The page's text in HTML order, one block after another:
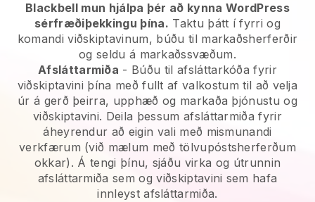
Blackbell mun hjálpa þér að kynna WordPress
sérfræðiþekkingu þína. Taktu þátt í fyrri og
komandi viðskiptavinum, búðu til markaðsherferðir
og seldu á markaðssvæðum.
Afsláttarmiða - Búðu til afsláttarkóða fyrir
viðskiptavini þína með fullt af valkostum til að velja
úr á gerð þeirra, upphæð og markaða þjónustu og
viðskiptavini. Deila þessum afsláttarmiða fyrir
áheyrendur að eigin vali með mismunandi
verkfærum (við mælum með tölvupóstsherferðum
okkar). Á tengi þínu, sjáðu virka og útrunnin
afsláttarmiða sem og viðskiptavini sem hafa
innleyst afsláttarmiða.